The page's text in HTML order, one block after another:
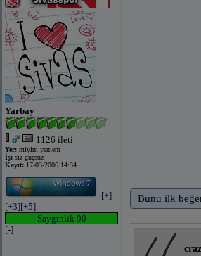
Yarbay
1126 ileti
Yer: miyim yemem
İş: siz güçsüz
Kayıt: 17-03-2006 14:34
[+]
[+3][+5]
Saygınlık 90
[-]
Bunu ilk